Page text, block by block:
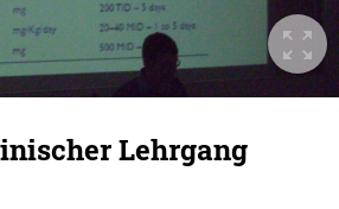
Lehrgang